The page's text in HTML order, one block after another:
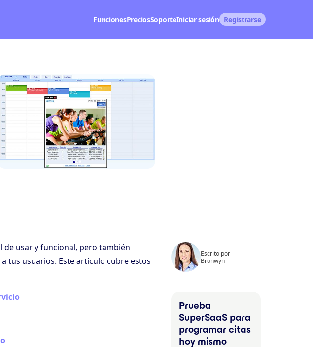
FuncionesPreciosSoporteIniciar sesión Registrarse
de usar y funcional, pero también
tus usuarios. Este artículo cubre estos
Escrito por
Bronwyn
Prueba
SuperSaaS para
programar citas
hoy mismo